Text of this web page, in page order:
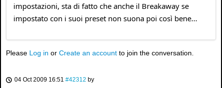
impostazioni, sta di fatto che anche il Breakaway se
impostato con i suoi preset non suona poi così bene...
Please Log in or Create an account to join the conversation.
04 Oct 2009 16:51 #42312 by